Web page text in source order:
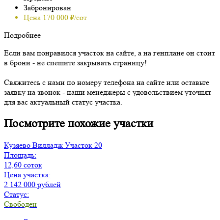
Забронирован
Цена 170 000 ₽/сот
Подробнее
Если вам понравился участок на сайте, а на генплане он стоит
в брони - не спешите закрывать страницу!
Свяжитесь с нами по номеру телефона на сайте или оставьте
заявку на звонок - наши менеджеры с удовольствием уточнят
для вас актуальный статус участка.
Посмотрите похожие участки
Кузяево Вилладж Участок 20
Площадь:
12,60 соток
Цена участка:
2 142 000 рублей
Статус:
Свободен